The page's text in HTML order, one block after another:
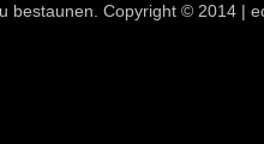
bestaunen. Copyright © 2014 |